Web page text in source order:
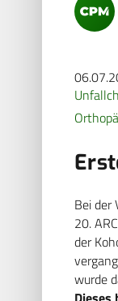
Bei der
20.
der
wurde